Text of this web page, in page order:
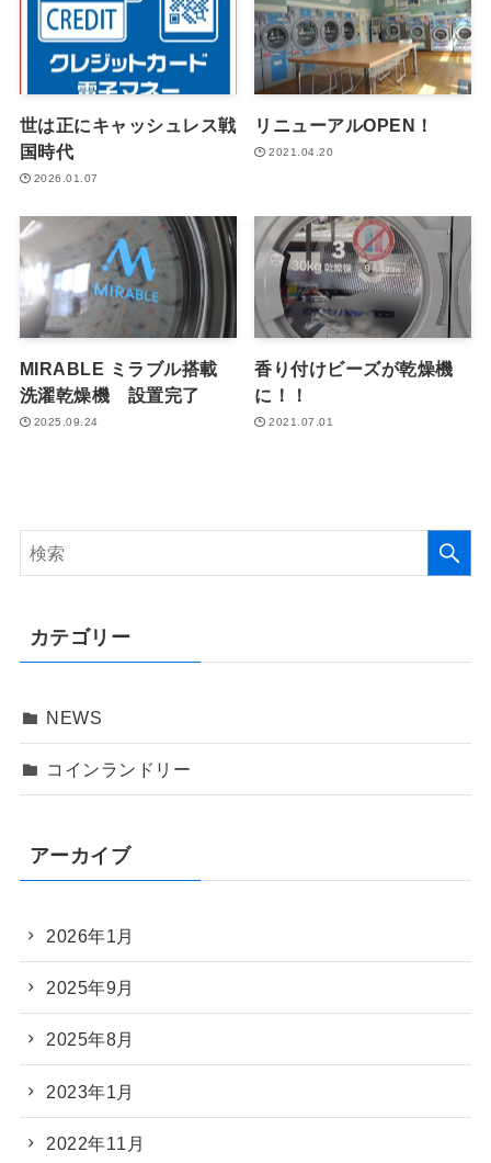
世は正にキャッシュレス戦
国時代
2026.01.07
リニューアルOPEN！
2021.04.20
MIRABLE ミラブル搭載
洗濯乾燥機 設置完了
2025.09.24
香り付けビーズが乾燥機
に！！
2021.07.01
カテゴリー
NEWS
コインランドリー
アーカイブ
2026年1月
2025年9月
2025年8月
2023年1月
2022年11月